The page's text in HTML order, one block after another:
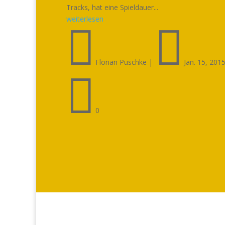
Tracks, hat eine Spieldauer...
weiterlesen
 Florian Puschke |  Jan. 15, 2015
 0